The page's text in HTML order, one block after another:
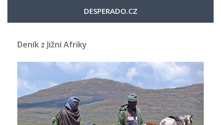
DESPERADO.CZ
Deník z Jižní Afriky